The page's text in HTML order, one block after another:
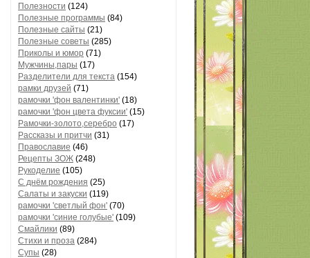
Полезности (124)
Полезные программы (84)
Полезные сайты (21)
Полезные советы (285)
Приколы и юмор (71)
Мужчины,пары (17)
Разделители для текста (154)
рамки друзей (71)
рамочки 'фон валентинки' (18)
рамочки 'фон цвета фуксии' (15)
Рамочки-золото,серебро (17)
Рассказы и притчи (31)
Православие (46)
Рецепты ЗОЖ (248)
Рукоделие (105)
С днём рождения (25)
Салаты и закуски (119)
рамочки 'светлый фон' (70)
рамочки 'синие голубые' (109)
Смайлики (89)
Стихи и проза (284)
Супы (28)